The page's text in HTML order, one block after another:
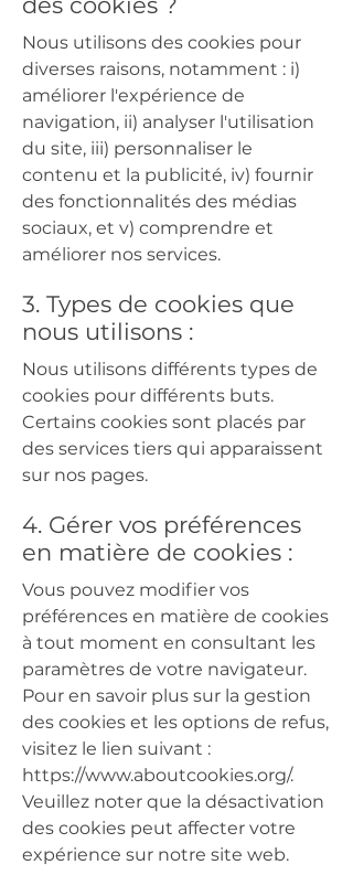
Nous utilisons des cookies pour
diverses raisons, notamment : i)
améliorer l'expérience de
navigation, ii) analyser l'utilisation
du site, iii) personnaliser le
contenu et la publicité, iv) fournir
des fonctionnalités des médias
sociaux, et v) comprendre et
améliorer nos services.
3. Types de cookies que
nous utilisons :
Nous utilisons différents types de
cookies pour différents buts.
Certains cookies sont placés par
des services tiers qui apparaissent
sur nos pages.
4. Gérer vos préférences
en matière de cookies :
Vous pouvez modifier vos
préférences en matière de cookies
à tout moment en consultant les
paramètres de votre navigateur.
Pour en savoir plus sur la gestion
des cookies et les options de refus,
visitez le lien suivant :
https://www.aboutcookies.org/.
Veuillez noter que la désactivation
des cookies peut affecter votre
expérience sur notre site web.